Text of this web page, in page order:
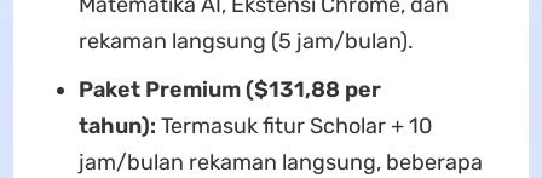
Matematika AI, Ekstensi Chrome, dan
rekaman langsung (5 jam/bulan).
Paket Premium ($131,88 per
tahun): Termasuk fitur Scholar + 10
jam/bulan rekaman langsung, beberapa